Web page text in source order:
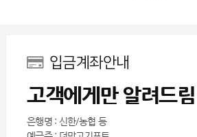
입금계좌안내
고객에게만 알려드림
은행명 : 신한/농협 등